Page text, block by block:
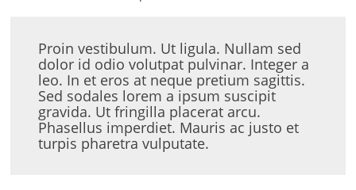
Proin vestibulum. Ut ligula. Nullam sed
dolor id odio volutpat pulvinar. Integer a
leo. In et eros at neque pretium sagittis.
Sed sodales lorem a ipsum suscipit
gravida. Ut fringilla placerat arcu.
Phasellus imperdiet. Mauris ac justo et
turpis pharetra vulputate.